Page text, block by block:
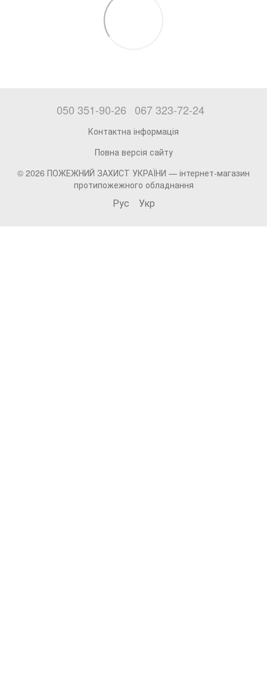
050 351-90-26 067 323-72-24
Контактна інформація
Повна версія сайту
© 2026 ПОЖЕЖНИЙ ЗАХИСТ УКРАЇНИ — інтернет-магазин
протипожежного обладнання
Рус Укр